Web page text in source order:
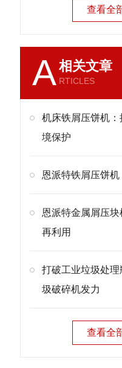
查看全
A相关文章
RTICLES
机床铁屑压饼机
境保护
恩派特铁屑压饼机
恩派特金属屑压
再利用
打破工业垃圾处
圾破碎机发力
查看全